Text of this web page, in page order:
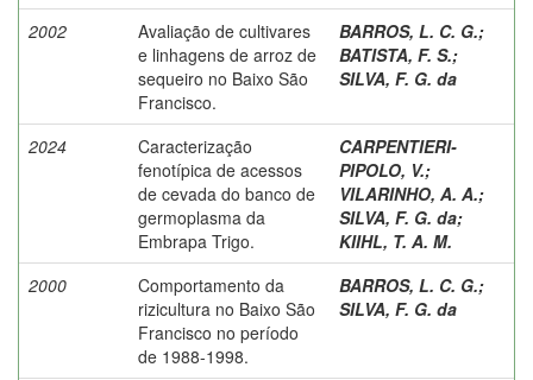
2002
Avaliação de cultivares
e linhagens de arroz de
sequeiro no Baixo São
Francisco.
BARROS, L. C. G.;
BATISTA, F. S.;
SILVA, F. G. da
2024
Caracterização
fenotípica de acessos
de cevada do banco de
germoplasma da
Embrapa Trigo.
CARPENTIERI-
PIPOLO, V.;
VILARINHO, A. A.;
SILVA, F. G. da;
KIIHL, T. A. M.
2000
Comportamento da
rizicultura no Baixo São
Francisco no período
de 1988-1998.
BARROS, L. C. G.;
SILVA, F. G. da